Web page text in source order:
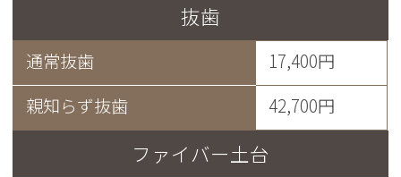
抜歯
通常抜歯
17,400円
親知らず抜歯
42,700円
ファイバー土台